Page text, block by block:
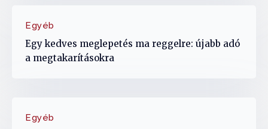
Egyéb
Egy kedves meglepetés ma reggelre: újabb adó
a megtakarításokra
Egyéb